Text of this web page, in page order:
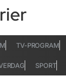
TV-PROGRAM
SPORT